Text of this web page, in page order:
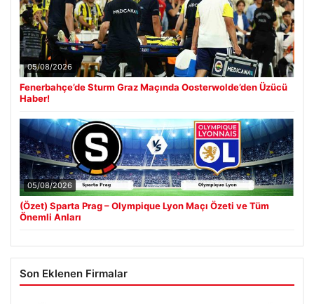
05/08/2026
Fenerbahçe’de Sturm Graz Maçında Oosterwolde’den Üzücü
Haber!
05/08/2026
(Özet) Sparta Prag – Olympique Lyon Maçı Özeti ve Tüm
Önemli Anları
Son Eklenen Firmalar